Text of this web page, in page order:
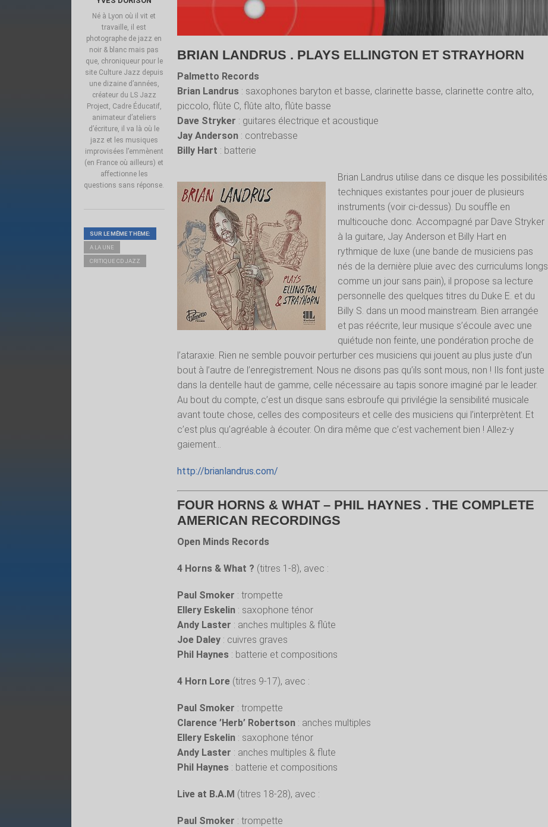
BRIAN LANDRUS . PLAYS ELLINGTON ET STRAYHORN
Palmetto Records
Brian Landrus : saxophones baryton et basse, clarinette basse, clarinette contre alto,
piccolo, flûte C, flûte alto, flûte basse
Dave Stryker : guitares électrique et acoustique
Jay Anderson : contrebasse
Billy Hart : batterie
Brian Landrus utilise dans ce disque les possibilités
techniques existantes pour jouer de plusieurs
instruments (voir ci-dessus). Du souffle en
multicouche donc. Accompagné par Dave Stryker
à la guitare, Jay Anderson et Billy Hart en
rythmique de luxe (une bande de musiciens pas
nés de la dernière pluie avec des curriculums longs
comme un jour sans pain), il propose sa lecture
personnelle des quelques titres du Duke E. et du
Billy S. dans un mood mainstream. Bien arrangée
et pas réécrite, leur musique s’écoule avec une
quiétude non feinte, une pondération proche de
l’ataraxie. Rien ne semble pouvoir perturber ces musiciens qui jouent au plus juste d’un
bout à l’autre de l’enregistrement. Nous ne disons pas qu’ils sont mous, non ! Ils font juste
dans la dentelle haut de gamme, celle nécessaire au tapis sonore imaginé par le leader.
Au bout du compte, c’est un disque sans esbroufe qui privilégie la sensibilité musicale
avant toute chose, celles des compositeurs et celle des musiciens qui l’interprètent. Et
c’est plus qu’agréable à écouter. On dira même que c’est vachement bien ! Allez-y
gaiement…
http://brianlandrus.com/
FOUR HORNS & WHAT – PHIL HAYNES . THE COMPLETE
AMERICAN RECORDINGS
Open Minds Records
4 Horns & What ? (titres 1-8), avec :
Paul Smoker : trompette
Ellery Eskelin : saxophone ténor
Andy Laster : anches multiples & flûte
Joe Daley : cuivres graves
Phil Haynes : batterie et compositions
4 Horn Lore (titres 9-17), avec :
Paul Smoker : trompette
Clarence ’Herb’ Robertson : anches multiples
Ellery Eskelin : saxophone ténor
Andy Laster : anches multiples & flute
Phil Haynes : batterie et compositions
Live at B.A.M (titres 18-28), avec :
Paul Smoker : trompette
Né à Lyon où il vit et
travaille, il est
photographe de jazz en
noir & blanc mais pas
que, chroniqueur pour le
site Culture Jazz depuis
une dizaine d’années,
créateur du LS Jazz
Project, Cadre Éducatif,
animateur d’ateliers
d’écriture, il va là où le
jazz et les musiques
improvisées l’emmènent
(en France où ailleurs) et
affectionne les
questions sans réponse.
SUR LE MÊME THÈME:
A LA UNE
CRITIQUE CD JAZZ